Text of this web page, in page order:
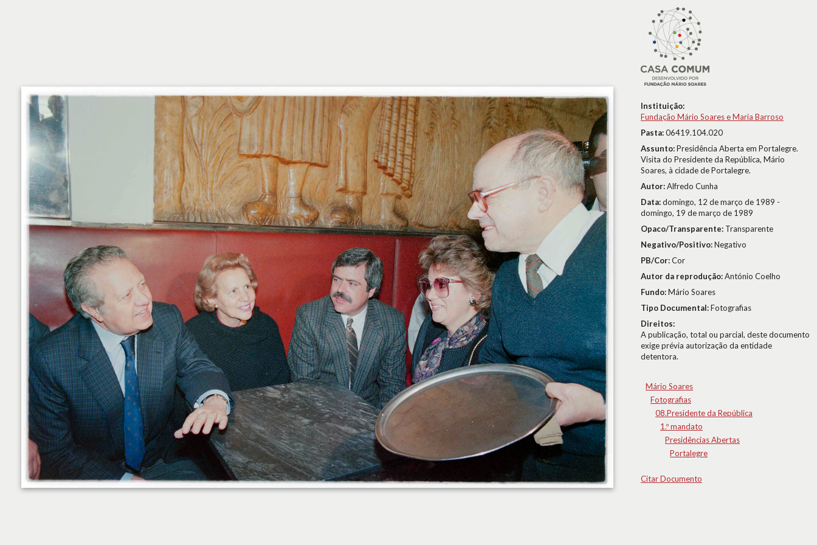
Instituição:
Fundação Mário Soares e Maria Barroso
Pasta:06419.104.020
Assunto:Presidência Aberta em Portalegre.
Visita do Presidente da República, Mário
Soares, à cidade de Portalegre.
Autor:Alfredo Cunha
Data:domingo, 12 de março de 1989 -
domingo, 19 de março de 1989
Opaco/Transparente: Transparente
Negativo/Positivo:Negativo
PB/Cor:Cor
Autor da reprodução:António Coelho
Fundo:Mário Soares
Tipo Documental:Fotografias
Direitos:
A publicação, total ou parcial, deste documento
exige prévia autorização da entidade
detentora.
Mário Soares
Fotografias
08.Presidente da República
1.º mandato
Presidências Abertas
Portalegre
Citar Documento